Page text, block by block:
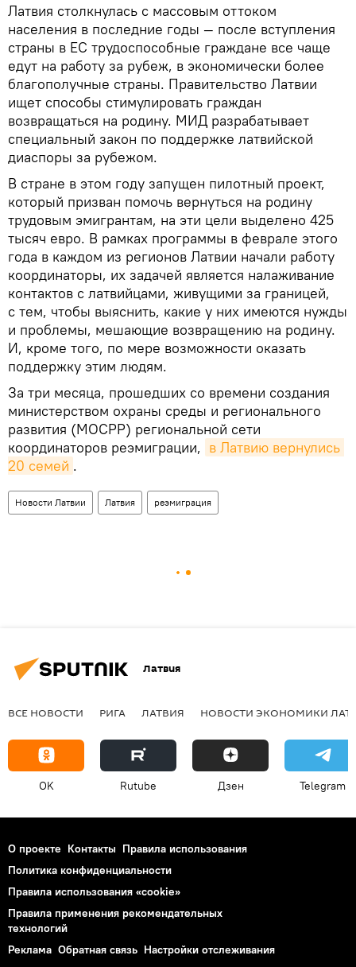
Латвия столкнулась с массовым оттоком
населения в последние годы — после вступления
страны в ЕС трудоспособные граждане все чаще
едут на работу за рубеж, в экономически более
благополучные страны. Правительство Латвии
ищет способы стимулировать граждан
возвращаться на родину. МИД разрабатывает
специальный закон по поддержке латвийской
диаспоры за рубежом.
В стране в этом году запущен пилотный проект,
который призван помочь вернуться на родину
трудовым эмигрантам, на эти цели выделено 425
тысяч евро. В рамках программы в феврале этого
года в каждом из регионов Латвии начали работу
координаторы, их задачей является налаживание
контактов с латвийцами, живущими за границей,
с тем, чтобы выяснить, какие у них имеются нужды
и проблемы, мешающие возвращению на родину.
И, кроме того, по мере возможности оказать
поддержку этим людям.
За три месяца, прошедших со времени создания
министерством охраны среды и регионального
развития (МОСРР) региональной сети
координаторов реэмиграции, в Латвию вернулись
20 семей .
Новости Латвии Латвия реэмиграция
Латвия
ВСЕ НОВОСТИ РИГА ЛАТВИЯ НОВОСТИ ЭКОНОМИКИ
OK Rutube Дзен Telegram
О проекте Контакты Правила использования
Политика конфиденциальности
Правила использования «cookie»
Правила применения рекомендательных
технологий
Реклама Обратная связь Настройки отслеживания